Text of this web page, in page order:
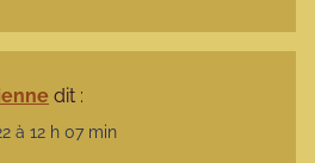
dit :
à 12 h 07 min